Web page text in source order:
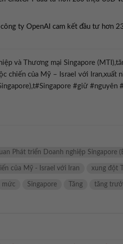
ty OpenAI cam kết đầu tư hơn
và Thương mại Singapore
chiến của Mỹ – Israel với Iran,xuất
#giữ
Phát triển Doanh nghiệp Singapore
của Mỹ - Israel với Iran xung đột
mức Singapore Tăng tăng